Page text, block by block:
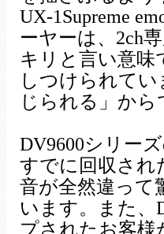
UX-1Supreme
ーヤーは、2ch
キリと言い意味
しつけられて
じられる」から
DV9600シリー
すでに回収され
音が全然違って
います。また、
プされたお客様